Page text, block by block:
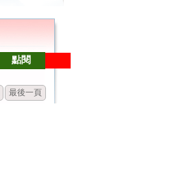
點閱
最後一頁